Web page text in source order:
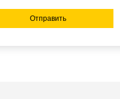
Отправить